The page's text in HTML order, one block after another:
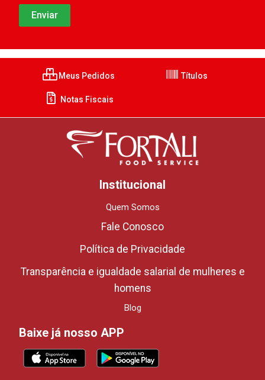
Meus Pedidos Títulos
Notas Fiscais
Institucional
Quem Somos
Fale Conosco
Política de Privacidade
Transparência e igualdade salarial de mulheres e
homens
Blog
Baixe já nosso APP